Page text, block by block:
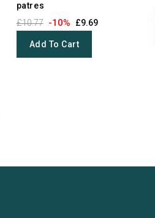
patres
£10.77 -10% £9.69
Add To Cart